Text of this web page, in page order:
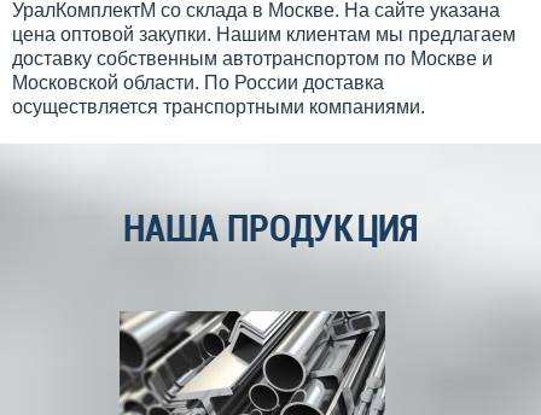
УралКомплектМ со склада в Москве. На сайте указана
цена оптовой закупки. Нашим клиентам мы предлагаем
доставку собственным автотранспортом по Москве и
Московской области. По России доставка
осуществляется транспортными компаниями.
НАША ПРОДУКЦИЯ